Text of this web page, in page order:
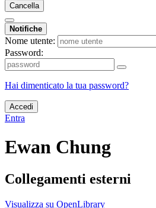
Cancella
Notifiche
Nome utente:
Password:
Hai dimenticato la tua password?
Accedi
Entra
Ewan Chung
Collegamenti esterni
Visualizza su OpenLibrary